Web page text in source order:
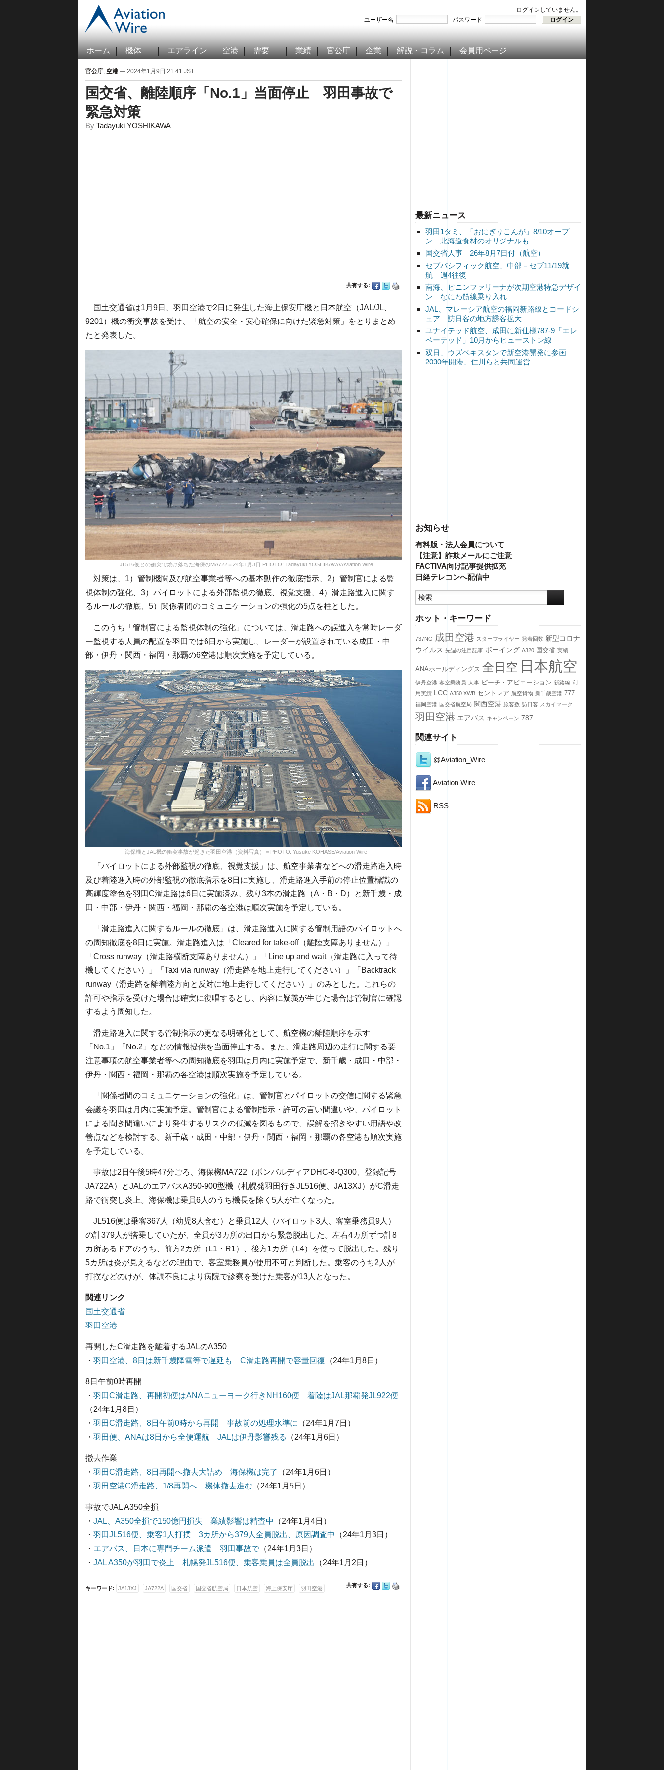
ログインしていません。
ユーザー名
パスワード
ホーム 機体 エアライン 空港 需要 業績 官公庁 企業 解説・コラム 会員用ページ
最新ニュース
羽田1タミ、「おにぎりこんが」8/10オープ
ン 北海道食材のオリジナルも
国交省人事 26年8月7日付（航空）
セブパシフィック航空、中部－セブ11/19就
航 週4往復
南海、ピニンファリーナが次期空港特急デザイ
ン なにわ筋線乗り入れ
JAL、マレーシア航空の福岡新路線とコードシ
ェア 訪日客の地方誘客拡大
ユナイテッド航空、成田に新仕様787-9「エレ
ベーテッド」10月からヒューストン線
双日、ウズベキスタンで新空港開発に参画
2030年開港、仁川らと共同運営
お知らせ
有料版・法人会員について
【注意】詐欺メールにご注意
FACTIVA向け記事提供拡充
日経テレコンへ配信中
ホット・キーワード
737NG 成田空港 スターフライヤー 発着回数 新型コロナ
ウイルス 先週の注目記事 ボーイング A320 国交省 実績
ANAホールディングス 全日空 日本航空
伊丹空港 客室乗務員 人事 ピーチ・アビエーション 新路線 利
用実績 LCC A350 XWB セントレア 航空貨物 新千歳空港 777
福岡空港 国交省航空局 関西空港 旅客数 訪日客 スカイマーク
羽田空港 エアバス キャンペーン 787
関連サイト
@Aviation_Wire
Aviation Wire
RSS
官公庁, 空港 — 2024年1月9日 21:41 JST
国交省、離陸順序「No.1」当面停止 羽田事故で
緊急対策
By Tadayuki YOSHIKAWA
共有する:
国土交通省は1月9日、羽田空港で2日に発生した海上保安庁機と日本航空（JAL/JL、
9201）機の衝突事故を受け、「航空の安全・安心確保に向けた緊急対策」をとりまとめ
たと発表した。
JL516便との衝突で焼け落ちた海保のMA722＝24年1月3日 PHOTO: Tadayuki YOSHIKAWA/Aviation Wire
対策は、1）管制機関及び航空事業者等への基本動作の徹底指示、2）管制官による監
視体制の強化、3）パイロットによる外部監視の徹底、視覚支援、4）滑走路進入に関す
るルールの徹底、5）関係者間のコミュニケーションの強化の5点を柱とした。
このうち「管制官による監視体制の強化」については、滑走路への誤進入を常時レーダ
ー監視する人員の配置を羽田では6日から実施し、レーダーが設置されている成田・中
部・伊丹・関西・福岡・那覇の6空港は順次実施を予定している。
海保機とJAL機の衝突事故が起きた羽田空港（資料写真）＝PHOTO: Yusuke KOHASE/Aviation Wire
「パイロットによる外部監視の徹底、視覚支援」は、航空事業者などへの滑走路進入時
及び着陸進入時の外部監視の徹底指示を8日に実施し、滑走路進入手前の停止位置標識の
高輝度塗色を羽田C滑走路は6日に実施済み、残り3本の滑走路（A・B・D）と新千歳・成
田・中部・伊丹・関西・福岡・那覇の各空港は順次実施を予定している。
「滑走路進入に関するルールの徹底」は、滑走路進入に関する管制用語のパイロットへ
の周知徹底を8日に実施。滑走路進入は「Cleared for take-off（離陸支障ありません）」
「Cross runway（滑走路横断支障ありません）」「Line up and wait（滑走路に入って待
機してください）」「Taxi via runway（滑走路を地上走行してください）」「Backtrack
runway（滑走路を離着陸方向と反対に地上走行してください）」のみとした。これらの
許可や指示を受けた場合は確実に復唱するとし、内容に疑義が生じた場合は管制官に確認
するよう周知した。
滑走路進入に関する管制指示の更なる明確化として、航空機の離陸順序を示す
「No.1」「No.2」などの情報提供を当面停止する。また、滑走路周辺の走行に関する要
注意事項の航空事業者等への周知徹底を羽田は月内に実施予定で、新千歳・成田・中部・
伊丹・関西・福岡・那覇の各空港は順次実施を予定している。
「関係者間のコミュニケーションの強化」は、管制官とパイロットの交信に関する緊急
会議を羽田は月内に実施予定。管制官による管制指示・許可の言い間違いや、パイロット
による聞き間違いにより発生するリスクの低減を図るもので、誤解を招きやすい用語や改
善点などを検討する。新千歳・成田・中部・伊丹・関西・福岡・那覇の各空港も順次実施
を予定している。
事故は2日午後5時47分ごろ、海保機MA722（ボンバルディアDHC-8-Q300、登録記号
JA722A）とJALのエアバスA350-900型機（札幌発羽田行きJL516便、JA13XJ）がC滑走
路で衝突し炎上。海保機は乗員6人のうち機長を除く5人が亡くなった。
JL516便は乗客367人（幼児8人含む）と乗員12人（パイロット3人、客室乗務員9人）
の計379人が搭乗していたが、全員が3カ所の出口から緊急脱出した。左右4カ所ずつ計8
カ所あるドアのうち、前方2カ所（L1・R1）、後方1カ所（L4）を使って脱出した。残り
5カ所は炎が見えるなどの理由で、客室乗務員が使用不可と判断した。乗客のうち2人が
打撲などのけが、体調不良により病院で診察を受けた乗客が13人となった。
関連リンク
国土交通省
羽田空港
再開したC滑走路を離着するJALのA350
・ 羽田空港、8日は新千歳降雪等で遅延も C滑走路再開で容量回復 （24年1月8日）
8日午前0時再開
・ 羽田C滑走路、再開初便はANAニューヨーク行きNH160便 着陸はJAL那覇発JL922便
（24年1月8日）
・ 羽田C滑走路、8日午前0時から再開 事故前の処理水準に
（24年1月7日）
・ 羽田便、ANAは8日から全便運航 JALは伊丹影響残る （24年1月6日）
撤去作業
・ 羽田C滑走路、8日再開へ撤去大詰め 海保機は完了
（24年1月6日）
・ 羽田空港C滑走路、1/8再開へ 機体撤去進む （24年1月5日）
事故でJAL A350全損
・ JAL、A350全損で150億円損失 業績影響は精査中
（24年1月4日）
・ 羽田JL516便、乗客1人打撲 3カ所から379人全員脱出、原因調査中
（24年1月3日）
・ エアバス、日本に専門チーム派遣 羽田事故で（24年1月3日）
・ JAL A350が羽田で炎上 札幌発JL516便、乗客乗員は全員脱出 （24年1月2日）
共有する:
キーワード: JA13XJ JA722A 国交省 国交省航空局 日本航空 海上保安庁 羽田空港